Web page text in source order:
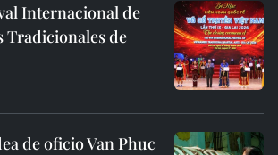
Internacional de
Tradicionales de
de oficio Van Phuc